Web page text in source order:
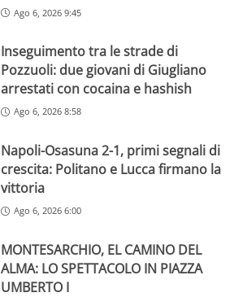
Ago 6, 2026 9:45
Inseguimento tra le strade di
Pozzuoli: due giovani di Giugliano
arrestati con cocaina e hashish
Ago 6, 2026 8:58
Napoli-Osasuna 2-1, primi segnali di
crescita: Politano e Lucca firmano la
vittoria
Ago 6, 2026 6:00
MONTESARCHIO, EL CAMINO DEL
ALMA: LO SPETTACOLO IN PIAZZA
UMBERTO I